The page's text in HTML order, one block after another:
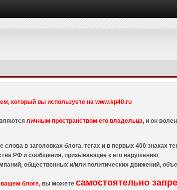
который вы используете на www.kp40.ru
личным пространством его владельца, и он
в заголовках блога, тегах и в первых 400 знаках
РФ и сообщения, призывающие к его нарушению;
общественных и/или политических движений,
вашем блоге, вы можетесамостоятельно